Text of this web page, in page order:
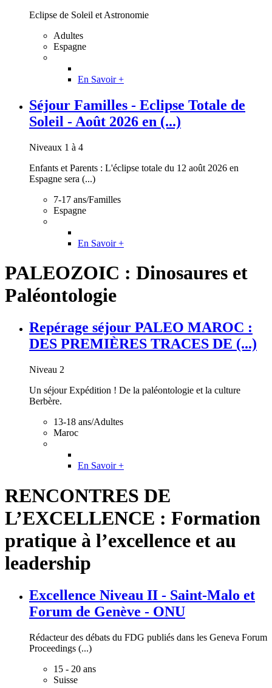
Eclipse de Soleil et Astronomie
Adultes
Espagne
En Savoir +
Séjour Familles - Eclipse Totale de
Soleil - Août 2026 en (...)
Niveaux 1 à 4
Enfants et Parents : L'éclipse totale du 12 août 2026 en
Espagne sera (...)
7-17 ans/Familles
Espagne
En Savoir +
PALEOZOIC : Dinosaures et
Paléontologie
Repérage séjour PALEO MAROC :
DES PREMIÈRES TRACES DE (...)
Niveau 2
Un séjour Expédition ! De la paléontologie et la culture
Berbère.
13-18 ans/Adultes
Maroc
En Savoir +
RENCONTRES DE
L’EXCELLENCE : Formation
pratique à l’excellence et au
leadership
Excellence Niveau II - Saint-Malo et
Forum de Genève - ONU
Rédacteur des débats du FDG publiés dans les Geneva Forum
Proceedings (...)
15 - 20 ans
Suisse